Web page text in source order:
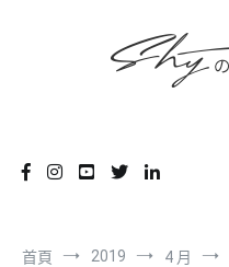
首頁 2019 4 月